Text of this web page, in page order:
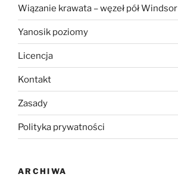
Wiązanie krawata – węzeł pół Windsor
Yanosik poziomy
Licencja
Kontakt
Zasady
Polityka prywatności
ARCHIWA